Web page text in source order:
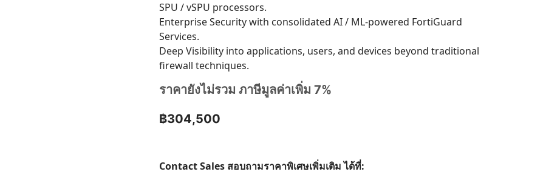
SPU / vSPU processors.
Enterprise Security with consolidated AI / ML-powered FortiGuard
Services.
Deep Visibility into applications, users, and devices beyond traditional
firewall techniques.
ราคายังไม่รวม ภาษีมูลค่าเพิ่ม 7%
฿304,500
Contact Sales สอบถามราคาพิเศษเพิ่มเติม ได้ที่: